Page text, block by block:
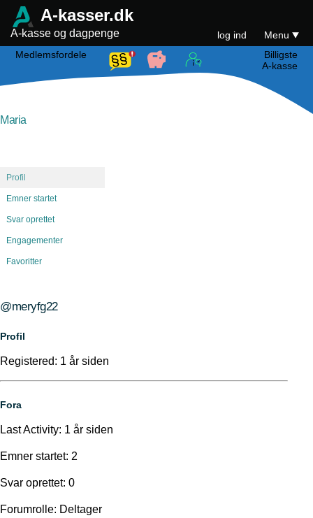
A-kasser.dk
A-kasse og dagpenge log ind
Menu
Medlemsfordele
Billigste
A-kasse
Maria
Profil
Emner startet
Svar oprettet
Engagementer
Favoritter
@meryfg22
Profil
Registered: 1 år siden
Fora
Last Activity: 1 år siden
Emner startet: 2
Svar oprettet: 0
Forumrolle: Deltager